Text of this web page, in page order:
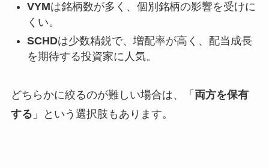
VYMは銘柄数が多く、個別銘柄の影響を受けに
くい。
SCHDは少数精鋭で、増配率が高く、配当成長
を期待する投資家に人気。
どちらかに絞るのが難しい場合は、「 両方を保有
する 」という選択肢もあります。